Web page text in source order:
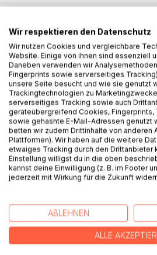
BESCHREIBUNG
Die “zellulare Resonanz” - die
stellt die Blüte des menschlichen
dar, die ihn auf ganz natürliche
verbindet. Im Laufe der
entwickelte sich bedingt durch den
Fortschritt eine
Mensch die Fähigkeit zur "zellularen
So klein diese Störung auf den
erscheinen mag, ihre Auswirkungen
spektakulär - denn diese Störung
Ohne die Fähigkeit zur “zellularen
Mitgefühl - verliert der Mensch
Fähigkeit, das Leben aus der
Wir respektieren den Datenschutz
Wir nutzen Cookies und vergleichbare
Website. Einige von ihnen sind essenziell
Daneben verwenden wir
Fingerprints sowie serverseitiges
unsere Seite besucht und wie sie genutzt
Trackingtechnologien zu
serverseitiges Tracking sowie auch
geräteübergreifend Cookies, Fingerprints,
sowie gehashte E-Mail-Adressen genutzt
betten wir zudem Drittinhalte von anderen
Plattformen). Wir haben auf die weitere
etwaiges Tracking durch den Drittanbieter
Einstellung willigst du in die oben
kannst deine Einwilligung (z. B. im Footer
jederzeit mit Wirkung für die Zukunft
ABLEHNEN
ALLE